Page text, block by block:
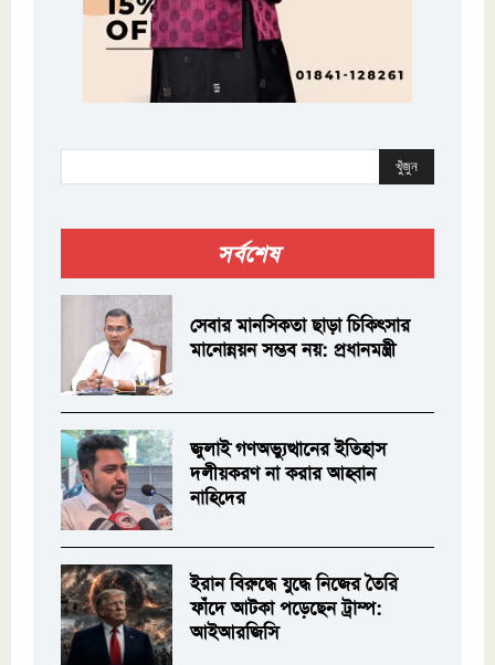
খুঁজুন
সর্বশেষ
সেবার মানসিকতা ছাড়া চিকিৎসার
মানোন্নয়ন সম্ভব নয়: প্রধানমন্ত্রী
জুলাই গণঅভ্যুত্থানের ইতিহাস
দলীয়করণ না করার আহ্বান
নাহিদের
ইরান বিরুদ্ধে যুদ্ধে নিজের তৈরি
ফাঁদে আটকা পড়েছেন ট্রাম্প:
আইআরজিসি